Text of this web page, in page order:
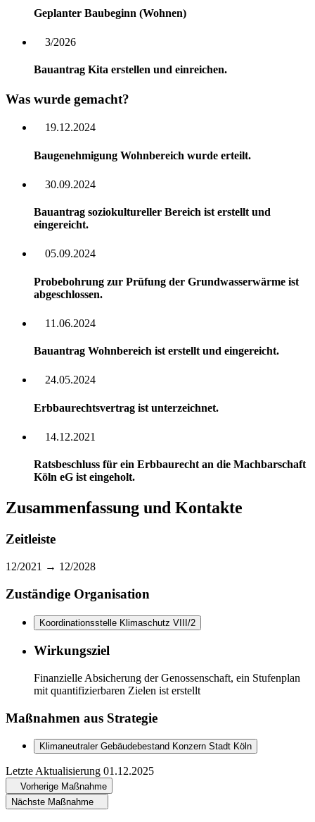
Geplanter Baubeginn (Wohnen)
3/2026
Bauantrag Kita erstellen und einreichen.
Was wurde gemacht?
19.12.2024
Baugenehmigung Wohnbereich wurde erteilt.
30.09.2024
Bauantrag soziokultureller Bereich ist erstellt und
eingereicht.
05.09.2024
Probebohrung zur Prüfung der Grundwasserwärme ist
abgeschlossen.
11.06.2024
Bauantrag Wohnbereich ist erstellt und eingereicht.
24.05.2024
Erbbaurechtsvertrag ist unterzeichnet.
14.12.2021
Ratsbeschluss für ein Erbbaurecht an die Machbarschaft
Köln eG ist eingeholt.
Zusammenfassung und Kontakte
Zeitleiste
12/2021 → 12/2028
Zuständige Organisation
Koordinationsstelle Klimaschutz VIII/2
Wirkungsziel
Finanzielle Absicherung der Genossenschaft, ein Stufenplan
mit quantifizierbaren Zielen ist erstellt
Maßnahmen aus Strategie
Klimaneutraler Gebäudebestand Konzern Stadt Köln
Letzte Aktualisierung 01.12.2025
Vorherige Maßnahme
Nächste Maßnahme